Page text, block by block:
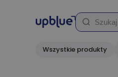
Wszystkie produkty